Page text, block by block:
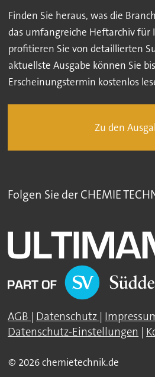
Finden Sie heraus, was die
das umfangreiche Heftarchiv für
profitieren Sie von detaillierten
aktuellste Ausgabe können Sie
Erscheinungstermin kostenlos
Zu den
Folgen Sie der CHEMIE
AGB | Datenschutz |
Datenschutz-Einstellungen |
© 2026 chemietechnik.de